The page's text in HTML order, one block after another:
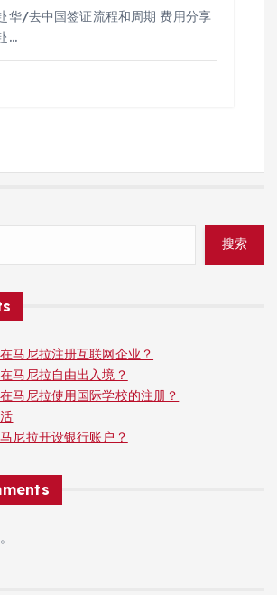
华/去中国签证流程和周期 费用分享
…
搜索
马尼拉注册互联网企业？
马尼拉自由出入境？
马尼拉使用国际学校的注册？
尼拉开设银行账户？